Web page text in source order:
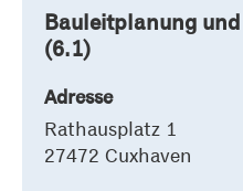
Bauleitplanung
(6.1)
Adresse
Rathausplatz 1
27472 Cuxhaven